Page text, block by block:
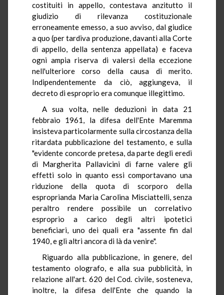
costituiti in appello, contestava anzitutto il
giudizio di rilevanza costituzionale
erroneamente emesso, a suo avviso, dal giudice
a quo (per tardiva produzione, davanti alla Corte
di appello, della sentenza appellata) e faceva
ogni ampia riserva di valersi della eccezione
nell'ulteriore corso della causa di merito.
Indipendentemente da ciò, aggiungeva, il
decreto di esproprio era comunque illegittimo.
A sua volta, nelle deduzioni in data 21
febbraio 1961, la difesa dell'Ente Maremma
insisteva particolarmente sulla circostanza della
ritardata pubblicazione del testamento, e sulla
"evidente concorde pretesa, da parte degli eredi
di Margherita Pallavicini di farne valere gli
effetti solo in quanto essi comportavano una
riduzione della quota di scorporo della
esproprianda Maria Carolina Misciattelli, senza
peraltro rendere possibile un correlativo
esproprio a carico degli altri ipotetici
beneficiari, uno dei quali era "assente fin dal
1940, e gli altri ancora di là da venire".
Riguardo alla pubblicazione, in genere, del
testamento olografo, e alla sua pubblicità, in
relazione all'art. 620 del Cod. civile, sosteneva,
inoltre, la difesa dell'Ente che quando la